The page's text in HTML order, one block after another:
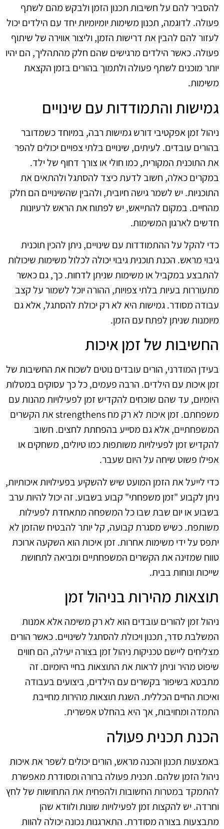
להסביר להם על חשיבות תכנון הזמן ולבקש מהם לשתף
פעולה. לדוגמה, תכנון משימות יומיומיות יחד עם הילדים יכול
לעזור להם להבין את דרישות הזמן, וליצור אווירה של שיתוף
פעולה. כאשר הילדים מרגישים שהם חלק מהתהליך, הם יהיו
יותר מוכנים לשתף פעולה ולתמוך בהורים בזמן הקצאת
משימות.
גמישות והתמודדות עם שינויים
ניהול זמן אפקטיבי דורש גמישות רבה, במיוחד כשמדובר
בהורים עובדים. לעיתים, שינויים בלתי צפויים יכולים להפר
את התוכנית המקורית, כמו חולי או צורך דחוף של ילד.
במקרים כאלה, חשוב לדעת כיצד להסתגל ולהתאים את
התוכניות. יש לשמר גישה חיובית, ולהבין שהשינויים הם חלק
מהחיים. במקום להתייאש, יש לפתוח את הראש לרעיונות
חדשים לארגון המשימות.
כדי להקל על ההתמודדות עם שינויים, ניתן להכין תוכנית
גיבוי מראש. הכנת תוכנית גיבוי יכולה לכלול משימות שיכולות
להתבצע במקביל או משימות שניתן לדחות. כך, גם כאשר
מתעוררות בעיות בלתי צפויות, ההורה יוכל לשמור על קצב
עבודה מסודר. גמישות היא לא רק יכולת להסתגל, אלא גם
מיומנות שניתן לפתח עם הזמן.
החשיבות של זמן איכות
בעידן המודרני, הורים עובדים נוטים לשכוח את החשיבות של
זמן איכות עם הילדים. הרבה פעמים, כל כך עסוקים במטלות
היומיום, עד שהם שוכחים להקדיש זמן לפעילויות מהנות עם
משפחתם. זמן איכות לא רק מח strengthens את הקשרים
המשפחתיים, אלא גם מסייע בהפחתת לחצים. חשוב
להקדיש זמן לפעילויות משותפות כמו טיולים, משחקים או
אפילו פשוט שיחה על היום שעבר.
כדי לייעל את הזמן המועט שיש להשקיע בפעילויות איכותיות,
ניתן לקבוע "זמן משפחתי" קבוע בשבוע. זה יכול להיות ערב
בשבוע או יום שבת שבו כל המשפחה מתאחדת לפעילות
משותפת. כשיש מסגרת קבועה, קל יותר להבטיח שהזמן לא
יתפס על ידי משימות אחרות. זמן איכות הוא השקעה ארוכת
טווח שמזינה את הקשרים המשפחתיים ומביאה לתחושת
שייכות ונוחות בבית.
תוצאות מהירות בניהול זמן
ניהול זמן להורים עובדים הוא לא רק משימה אלא אמנות
המשלבת סדר, תכנון ויכולת להסתגל לשינויים. כאשר הורים
מצליחים ליישם טכניקות ניהול זמן בצורה יעילה, הם חווים
שיפוט מהיר וניתן לראות את התוצאות בחיי היומיום. זה
מתבטא בשיפור בקשרים עם הילדים, ביצועים בעבודה
ואיכות החיים הכללית. השגת תוצאות מהירות מחייבת
התמדה ומחויבות, אך היא בהחלט אפשרית.
הכנת תכנית פעולה
באמצעות תכנון והכנה מראש, הורים יכולים לשפר את איכות
ניהול הזמן שלהם. תכנית פעולה ברורה ומסודרת מאפשרת
להתמקד במטרות החשובות ולהפחית את התחושות של לחץ
וחרדה. יש להקצות זמן לפעילויות שונות ולוודא שהן
מתבצעות בצורה מסודרת. התארגנות נכונה יכולה להוות